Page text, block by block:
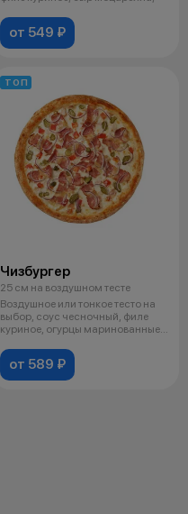
от 549 ₽
ТОП
Чизбургер
25 см на воздушном тесте
Воздушное или тонкое тесто на
выбор, соус чесночный, филе
куриное, огурцы маринованные,
от 589 ₽